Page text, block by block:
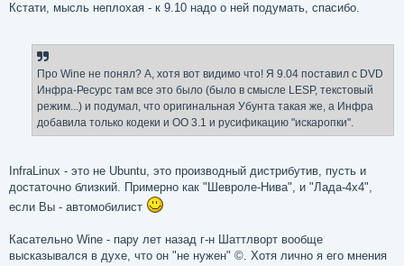
Кстати, мысль неплохая - к 9.10 надо о ней подумать, спасибо.
Про Wine не понял? А, хотя вот видимо что! Я 9.04 поставил с DVD
Инфра-Ресурс там все это было (было в смысле LЕSP, текстовый
режим...) и подумал, что оригинальная Убунта такая же, а Инфра
добавила только кодеки и OO 3.1 и русификацию "искаропки".
InfraLinux - это не Ubuntu, это производный дистрибутив, пусть и
достаточно близкий. Примерно как "Шевроле-Нива", и "Лада-4x4",
если Вы - автомобилист
Касательно Wine - пару лет назад г-н Шаттлворт вообще
высказывался в духе, что он "не нужен" ©. Хотя лично я его мнения